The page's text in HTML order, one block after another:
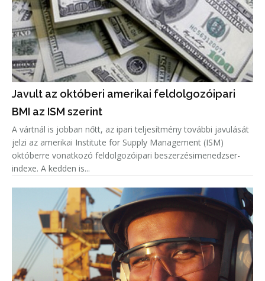
Javult az októberi amerikai feldolgozóipari
BMI az ISM szerint
A vártnál is jobban nőtt, az ipari teljesítmény további javulását
jelzi az amerikai Institute for Supply Management (ISM)
októberre vonatkozó feldolgozóipari beszerzésimenedzser-
indexe. A kedden is...